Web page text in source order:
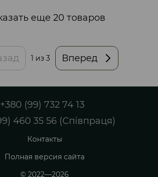
еще 20 товаров
1 из 3 Вперед
+380 (99) 732 74 13
460 35 56 (Співпраця)
Контакты
Полная версия сайта
© 2022—2026